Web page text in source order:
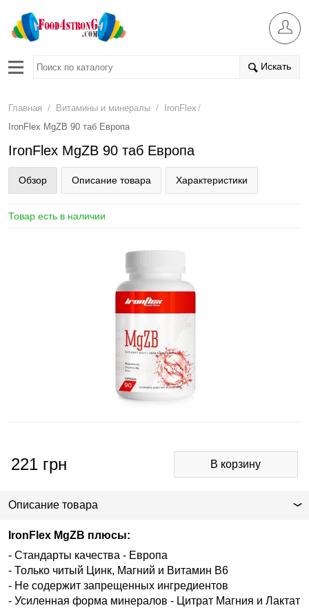
Искать
Главная / Витамины и минералы / IronFlex /
IronFlex MgZB 90 таб Европа
IronFlex MgZB 90 таб Европа
Обзор Описание товара Характеристики
Товар есть в наличии
221 грн
Описание товара
IronFlex MgZB плюсы:
- Стандарты качества - Европа
- Только читый Цинк, Магний и Витамин В6
- Не содержит запрещенных ингредиентов
- Усиленная форма минералов - Цитрат Магния и Лактат